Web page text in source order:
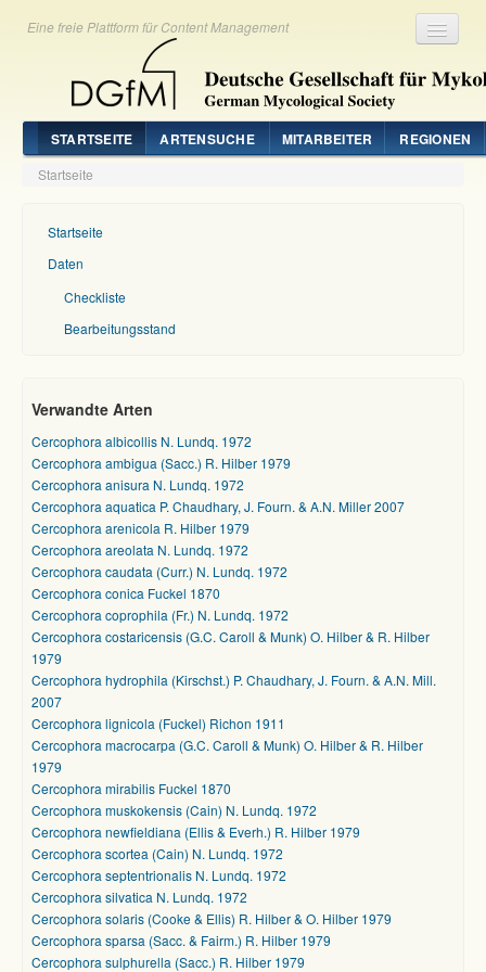
Eine freie Plattform für Content Management
STARTSEITE ARTENSUCHE MITARBEITER REGIONEN
Startseite
Startseite
Daten
Checkliste
Bearbeitungsstand
Verwandte Arten
Cercophora albicollis N. Lundq. 1972
Cercophora ambigua (Sacc.) R. Hilber 1979
Cercophora anisura N. Lundq. 1972
Cercophora aquatica P. Chaudhary, J. Fourn. & A.N. Miller 2007
Cercophora arenicola R. Hilber 1979
Cercophora areolata N. Lundq. 1972
Cercophora caudata (Curr.) N. Lundq. 1972
Cercophora conica Fuckel 1870
Cercophora coprophila (Fr.) N. Lundq. 1972
Cercophora costaricensis (G.C. Caroll & Munk) O. Hilber & R. Hilber
1979
Cercophora hydrophila (Kirschst.) P. Chaudhary, J. Fourn. & A.N. Mill.
2007
Cercophora lignicola (Fuckel) Richon 1911
Cercophora macrocarpa (G.C. Caroll & Munk) O. Hilber & R. Hilber
1979
Cercophora mirabilis Fuckel 1870
Cercophora muskokensis (Cain) N. Lundq. 1972
Cercophora newfieldiana (Ellis & Everh.) R. Hilber 1979
Cercophora scortea (Cain) N. Lundq. 1972
Cercophora septentrionalis N. Lundq. 1972
Cercophora silvatica N. Lundq. 1972
Cercophora solaris (Cooke & Ellis) R. Hilber & O. Hilber 1979
Cercophora sparsa (Sacc. & Fairm.) R. Hilber 1979
Cercophora sulphurella (Sacc.) R. Hilber 1979